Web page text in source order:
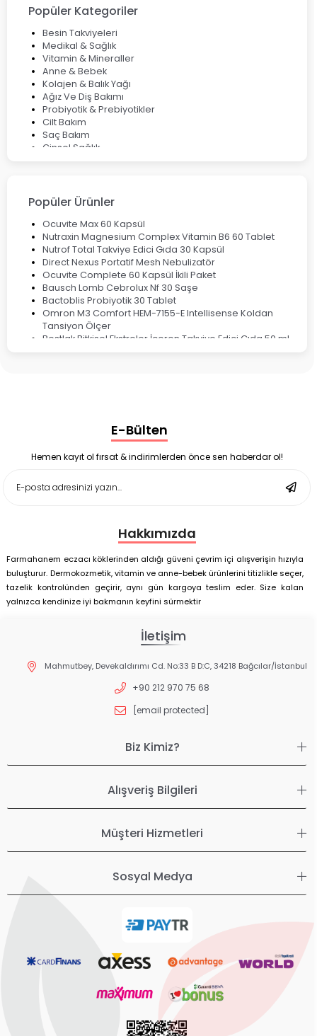
Çözüm Yolları
Bocavirüs Enfeksiyonu Hakkında Bilmeniz Gerekenler
Deep Flex Topraklama Matı Nedir? Detaylı Rehber
Mumiyo Nedir? Faydaları ve Kullanım Alanları Nelerdir?
Popüler Kategoriler
Besin Takviyeleri
Medikal & Sağlık
Vitamin & Mineraller
Anne & Bebek
Kolajen & Balık Yağı
Ağız Ve Diş Bakımı
Probiyotik & Prebiyotikler
Cilt Bakım
Saç Bakım
Cinsel Sağlık
Popüler Ürünler
Ocuvite Max 60 Kapsül
Nutraxin Magnesium Complex Vitamin B6 60 Tablet
Nutrof Total Takviye Edici Gıda 30 Kapsül
Direct Nexus Portatif Mesh Nebulizatör
Ocuvite Complete 60 Kapsül İkili Paket
Bausch Lomb Cebrolux Nf 30 Saşe
Bactoblis Probiyotik 30 Tablet
Omron M3 Comfort HEM-7155-E Intellisense Koldan
Tansiyon Ölçer
Bestlak Bitkisel Ekstreler İçeren Takviye Edici Gıda 50 ml
Enterogermina Family 5 ml 20 Flakon
Deep Flex Stres Azaltıcı ve Enerji Dengeleyici Topraklama
Matı Set 40x60 cm
Deep Flex Stres Azaltıcı ve Enerji Dengeleyici Topraklama
E-Bülten
Hemen kayıt ol fırsat & indirimlerden önce sen haberdar ol!
Hakkımızda
Farmahanem eczacı köklerinden aldığı güveni çevrim içi alışverişin hızıyla
buluşturur. Dermokozmetik, vitamin ve anne-bebek ürünlerini titizlikle seçer,
tazelik kontrolünden geçirir, aynı gün kargoya teslim eder. Size kalan
yalnızca kendinize iyi bakmanın keyfini sürmektir
İletişim
Mahmutbey, Devekaldırımı Cd. No:33 B D:C, 34218 Bağcılar/İstanbul
+90 212 970 75 68
[email protected]
Biz Kimiz?
Alışveriş Bilgileri
Müşteri Hizmetleri
Sosyal Medya